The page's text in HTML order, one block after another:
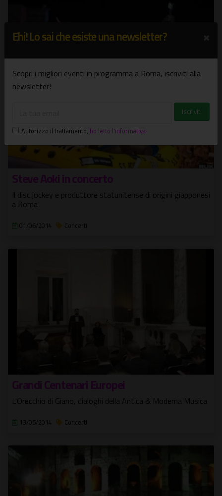
Steve Aoki in concerto
Il disc jockey e produttore statunitense di origini giapponesi
a Roma
01/06/2014 Concerti
Grandi Centenari Europei
L'Orecchio di Giano, dialoghi della Antica & Moderna Musica
13/05/2014 Concerti
Ehi! Lo sai che esiste una newsletter?
Scopri i migliori eventi in programma a Roma, iscriviti alla
newsletter!
Autorizzo il trattamento, ho letto l'informativa